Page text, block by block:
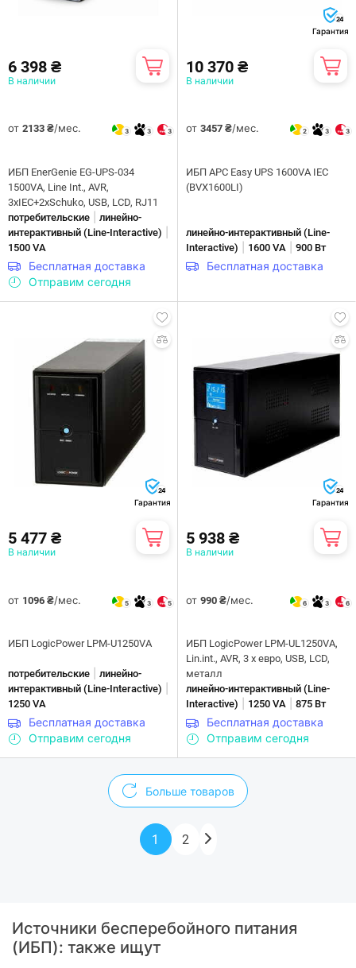
6 398 ₴
В наличии
от 2133 ₴/мес. 3 3 3
ИБП EnerGenie EG-UPS-034
1500VA, Line Int., AVR,
3xIEC+2xSchuko, USB, LCD, RJ11
потребительские
линейно-
интерактивны­й (Line-Interactive)
1500 VA
Бесплатная доставка
Отправим сегодня
24
Гарантия
10 370 ₴
В наличии
от 3457 ₴/мес. 2 3 3
ИБП APC Easy UPS 1600VA IEC
(BVX1600LI)
линейно-интерактивны­й (Line-
Interactive)
1600 VA 900 Вт
Бесплатная доставка
24
Гарантия
5 477 ₴
В наличии
от 1096 ₴/мес. 5 3 5
ИБП LogicPower LPM-U1250VA
потребительские
линейно-
интерактивны­й (Line-Interactive)
1250 VA
Бесплатная доставка
Отправим сегодня
24
Гарантия
5 938 ₴
В наличии
от 990 ₴/мес. 6 3 6
ИБП LogicPower LPM-UL1250VA,
Lin.int., AVR, 3 x евро, USB, LCD,
металл
линейно-интерактивны­й (Line-
Interactive)
1250 VA 875 Вт
Бесплатная доставка
Отправим сегодня
Больше товаров
1 2
Источники бесперебойного питания
(ИБП): также ищут